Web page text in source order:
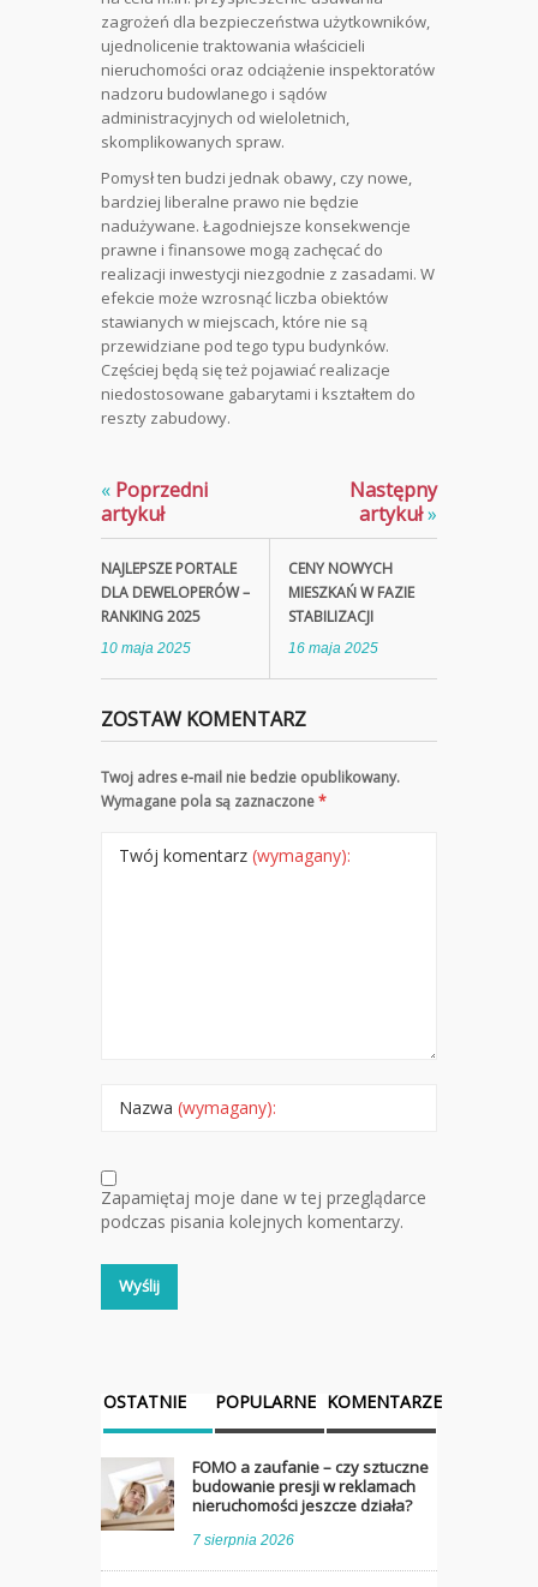
zagrożeń dla bezpieczeństwa użytkowników,
ujednolicenie traktowania właścicieli
nieruchomości oraz odciążenie inspektoratów
nadzoru budowlanego i sądów
administracyjnych od wieloletnich,
skomplikowanych spraw.
Pomysł ten budzi jednak obawy, czy nowe,
bardziej liberalne prawo nie będzie
nadużywane. Łagodniejsze konsekwencje
prawne i finansowe mogą zachęcać do
realizacji inwestycji niezgodnie z zasadami. W
efekcie może wzrosnąć liczba obiektów
stawianych w miejscach, które nie są
przewidziane pod tego typu budynków.
Częściej będą się też pojawiać realizacje
niedostosowane gabarytami i kształtem do
reszty zabudowy.
« Poprzedni
artykuł
NAJLEPSZE PORTALE
DLA DEWELOPERÓW –
RANKING 2025
10 maja 2025
Następny
artykuł»
CENY NOWYCH
MIESZKAŃ W FAZIE
STABILIZACJI
16 maja 2025
ZOSTAW KOMENTARZ
Twoj adres e-mail nie bedzie opublikowany.
Wymagane pola są zaznaczone*
Twój komentarz (wymagany):
Nazwa (wymagany):
Zapamiętaj moje dane w tej przeglądarce
podczas pisania kolejnych komentarzy.
OSTATNIE POPULARNE KOMENTARZE
FOMO a zaufanie – czy sztuczne
budowanie presji w reklamach
nieruchomości jeszcze działa?
7 sierpnia 2026